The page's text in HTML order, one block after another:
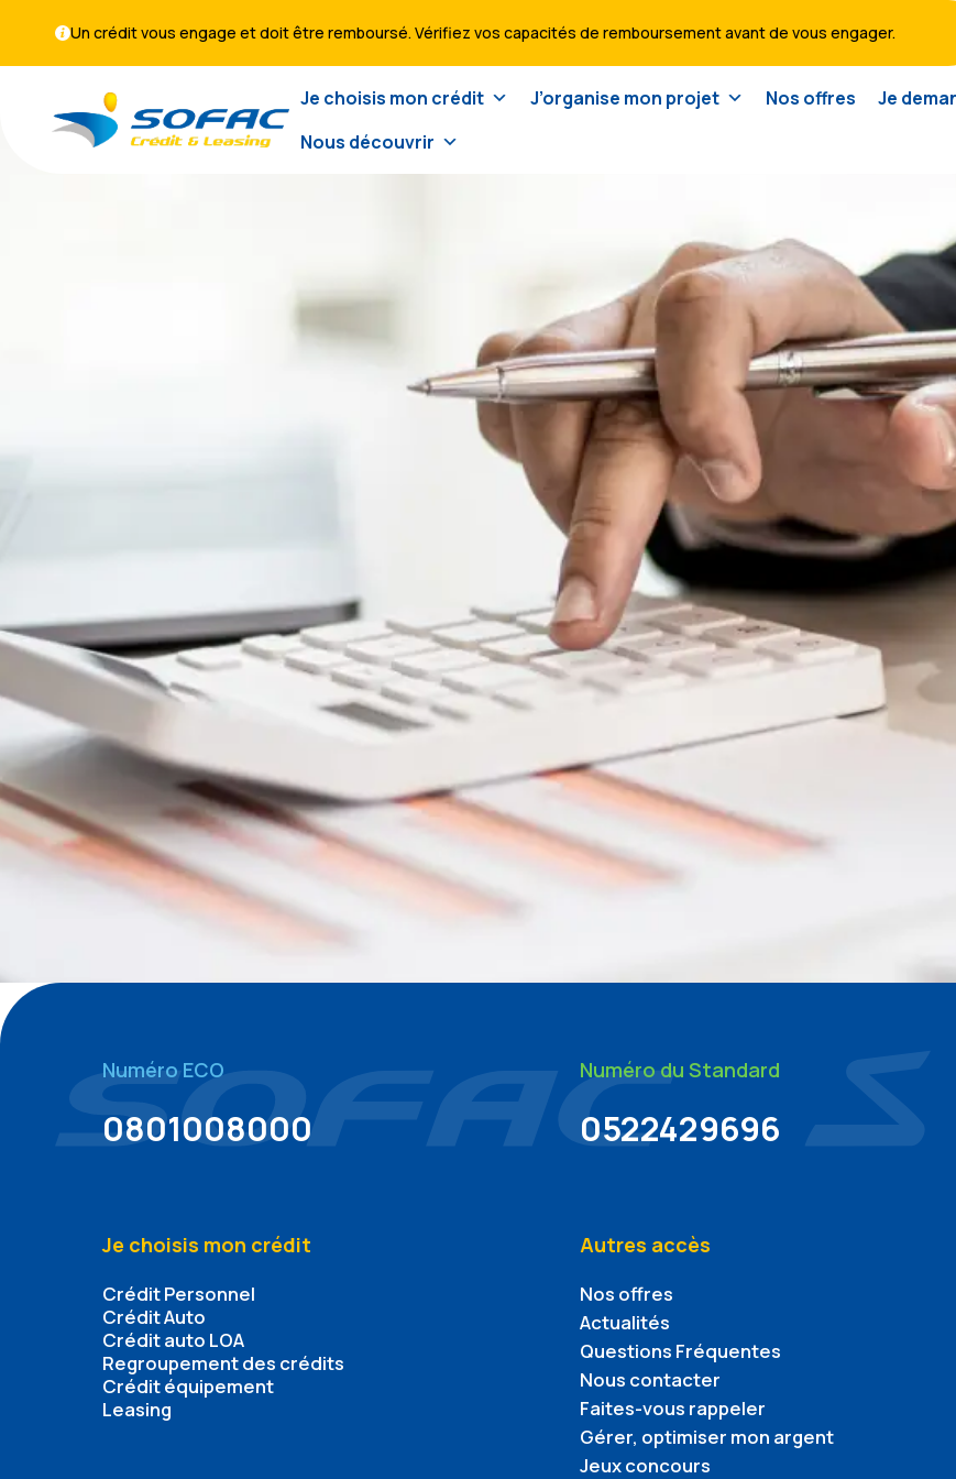
Un crédit vous engage et doit être remboursé. Vérifiez vos capacités de remboursement avant de vous engager.
Je choisis mon crédit J’organise mon projet Nos offres Je
Nous découvrir
Numéro ECO
0801008000
Numéro du Standard
0522429696
Je choisis mon crédit
Crédit Personnel
Crédit Auto
Crédit auto LOA
Regroupement des crédits
Crédit équipement
Leasing
Autres accès
Nos offres
Actualités
Questions Fréquentes
Nous contacter
Faites-vous rappeler
Gérer, optimiser mon argent
Jeux concours